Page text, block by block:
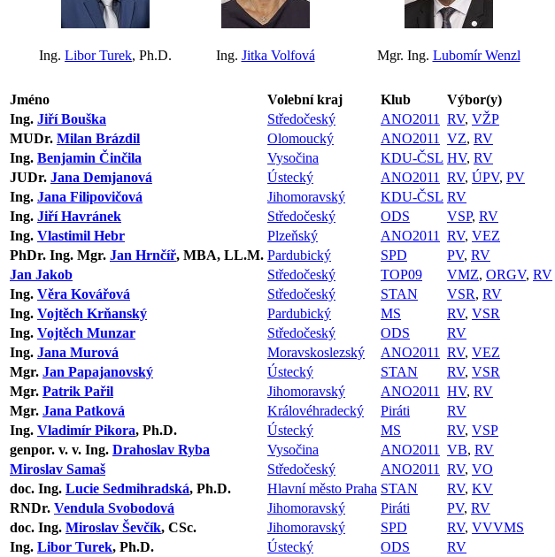
Ing. Libor Turek, Ph.D. Ing. Jitka Volfová Mgr. Ing. Lubomír Wenzl
Jméno Volební kraj Klub Výbor(y)
Ing. Jiří Bouška Středočeský ANO2011 RV, VŽP
MUDr. Milan Brázdil Olomoucký ANO2011 VZ, RV
Ing. Benjamin Činčila Vysočina KDU-ČSL HV, RV
JUDr. Jana Demjanová Ústecký ANO2011 RV, ÚPV, PV
Ing. Jana Filipovičová Jihomoravský KDU-ČSL RV
Ing. Jiří Havránek Středočeský ODS VSP, RV
Ing. Vlastimil Hebr Plzeňský ANO2011 RV, VEZ
PhDr. Ing. Mgr. Jan Hrnčíř, MBA, LL.M. Pardubický SPD PV, RV
Jan Jakob
Středočeský TOP09 VMZ, ORGV, RV
Ing. Věra Kovářová Středočeský STAN VSR, RV
Ing. Vojtěch Krňanský Pardubický MS RV, VSR
Ing. Vojtěch Munzar Středočeský ODS RV
Ing. Jana Murová Moravskoslezský ANO2011 RV, VEZ
Mgr. Jan Papajanovský Ústecký STAN RV, VSR
Mgr. Patrik Pařil Jihomoravský ANO2011 HV, RV
Mgr. Jana Patková Královéhradecký Piráti RV
Ing. Vladimír Pikora, Ph.D. Ústecký MS RV, VSP
genpor. v. v. Ing. Drahoslav Ryba Vysočina ANO2011 VB, RV
Miroslav Samaš
Středočeský ANO2011 RV, VO
doc. Ing. Lucie Sedmihradská, Ph.D. Hlavní město Praha STAN RV, KV
RNDr. Vendula Svobodová Jihomoravský Piráti PV, RV
doc. Ing. Miroslav Ševčík, CSc. Jihomoravský SPD RV, VVVMS
Ing. Libor Turek, Ph.D. Ústecký ODS RV